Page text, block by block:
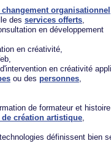
organisationnel
des services offerts
en développement
en créativité,
en créativité
ou des personnes
de formateur et
création artistique
définissent bien